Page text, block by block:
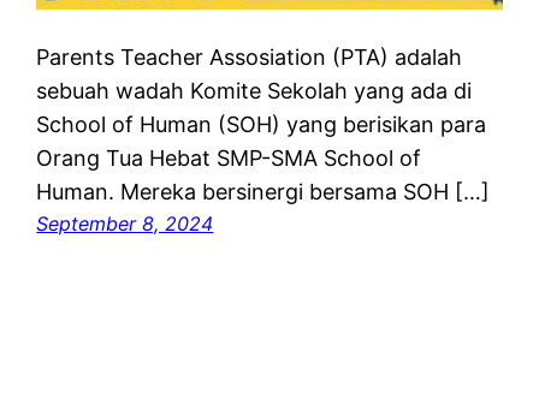
Parents Teacher Assosiation (PTA) adalah
sebuah wadah Komite Sekolah yang ada di
School of Human (SOH) yang berisikan para
Orang Tua Hebat SMP-SMA School of
Human. Mereka bersinergi bersama SOH […]
September 8, 2024